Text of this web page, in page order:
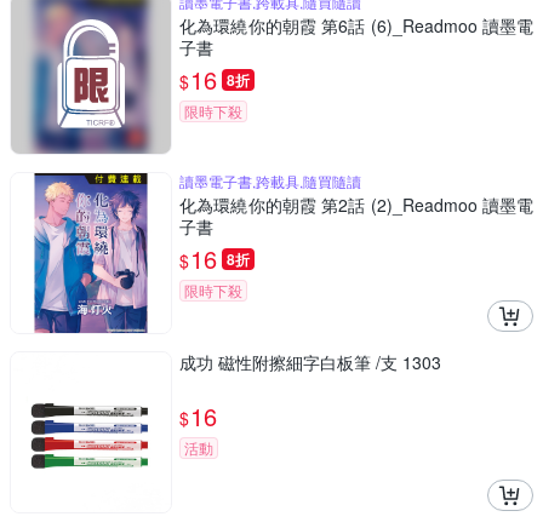
化為環繞你的朝霞 第6話 (6)_Readmoo 讀墨電
子書
$16 8折
限時下殺
讀墨電子書,跨載具,隨買隨讀
化為環繞你的朝霞 第2話 (2)_Readmoo 讀墨電
子書
$16 8折
限時下殺
成功 磁性附擦細字白板筆 /支 1303
$16
活動